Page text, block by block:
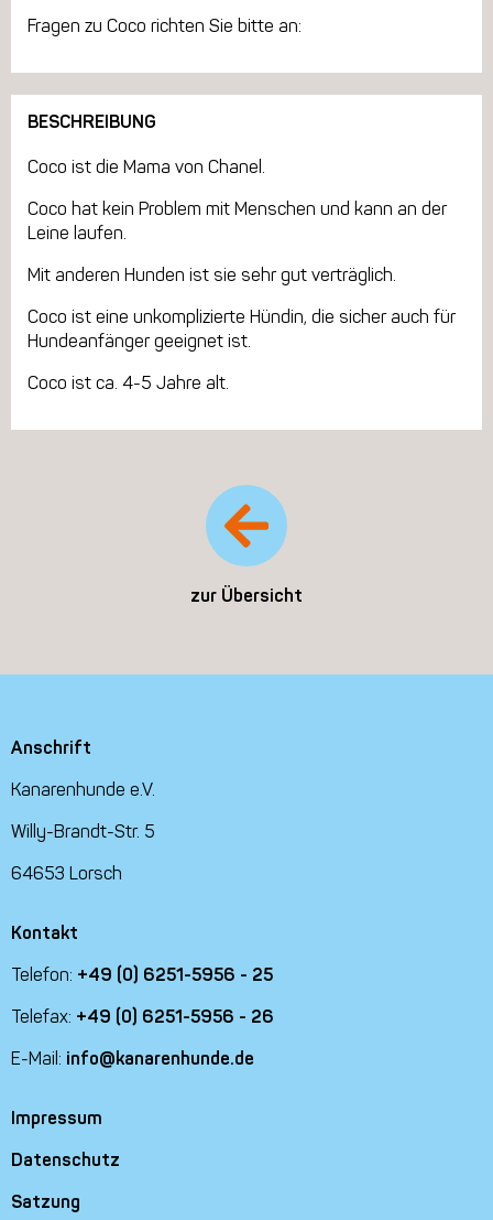
Fragen zu Coco richten Sie bitte an:
BESCHREIBUNG
Coco ist die Mama von Chanel.
Coco hat kein Problem mit Menschen und kann an der
Leine laufen.
Mit anderen Hunden ist sie sehr gut verträglich.
Coco ist eine unkomplizierte Hündin, die sicher auch für
Hundeanfänger geeignet ist.
Coco ist ca. 4-5 Jahre alt.
zur Übersicht
Anschrift
Kanarenhunde e.V.
Willy-Brandt-Str. 5
64653 Lorsch
Kontakt
Telefon: +49 (0) 6251-5956 - 25
Telefax: +49 (0) 6251-5956 - 26
E-Mail: info@kanarenhunde.de
Impressum
Datenschutz
Satzung